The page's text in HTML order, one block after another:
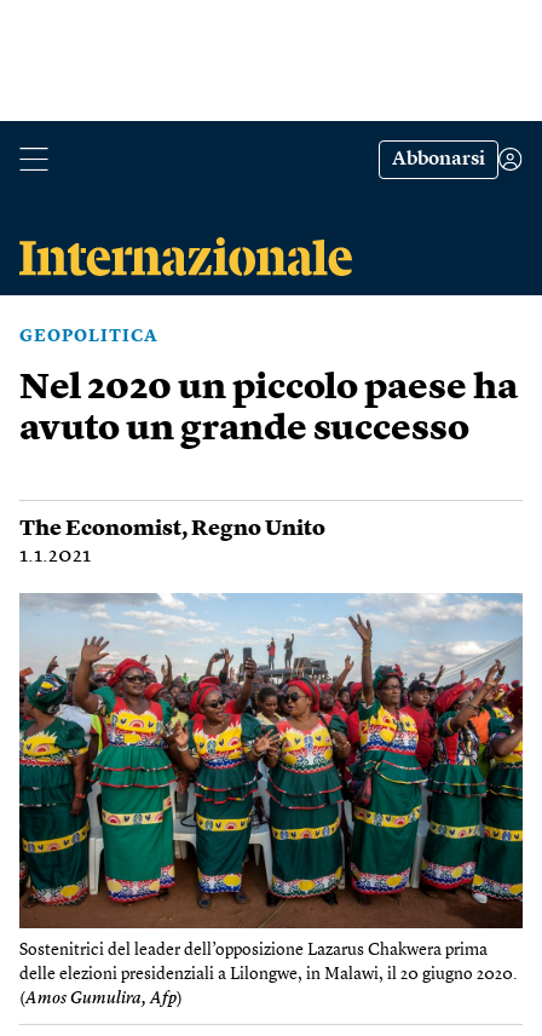
Abbonarsi
GEOPOLITICA
Nel 2020 un piccolo paese ha
avuto un grande successo
The Economist,Regno Unito
1.1.2021
Sostenitrici del leader dell’opposizione Lazarus Chakwera prima
delle elezioni presidenziali a Lilongwe, in Malawi, il 20 giugno 2020.
(Amos Gumulira, Afp)